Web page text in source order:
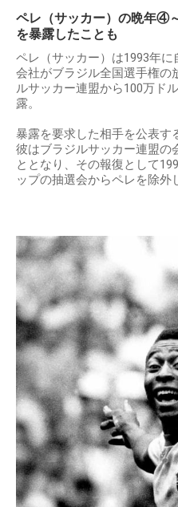
ペレ（サッカー）の晩年④
を暴露したことも
ペレ（サッカー）は1993年
会社がブラジル全国選手権の
ルサッカー連盟から100万ド
露。
暴露を要求した相手を公表す
彼はブラジルサッカー連盟の
ととなり、その報復として
ップの抽選会からペレを除外